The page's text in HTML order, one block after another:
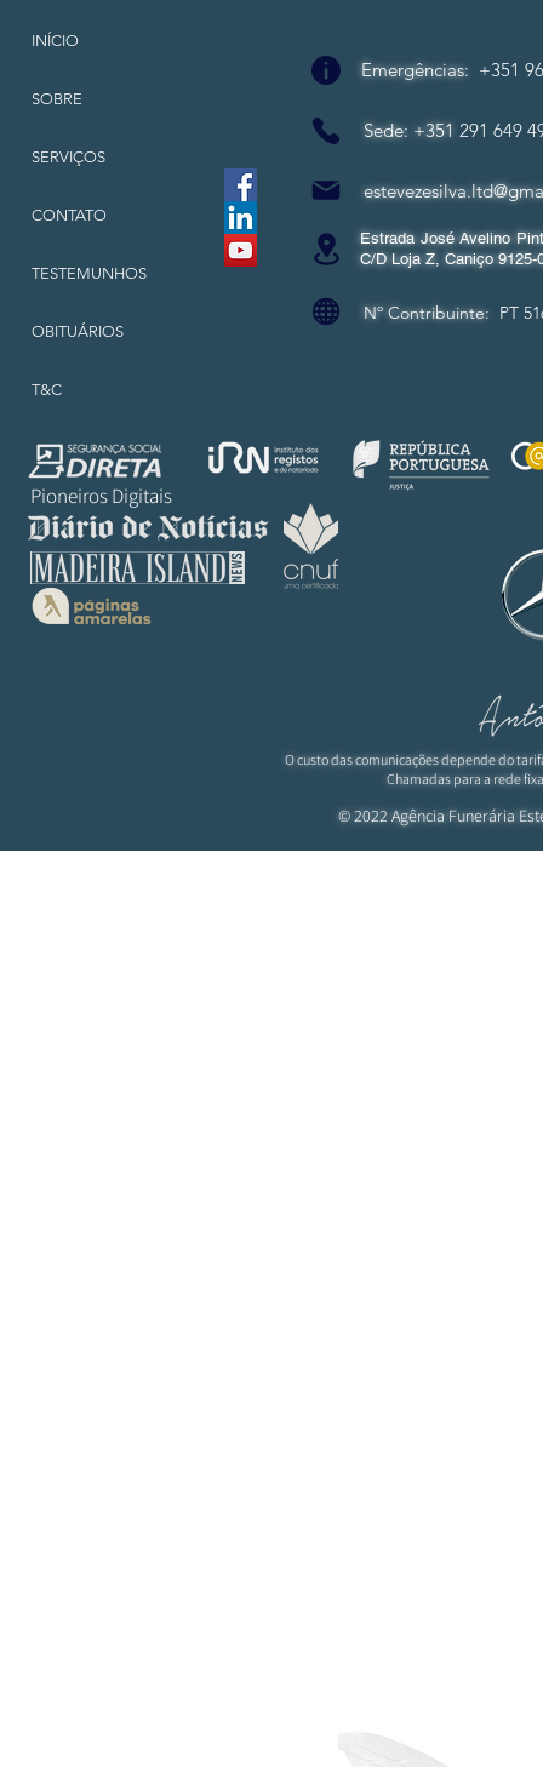
INÍCIO
SOBRE
SERVIÇOS
CONTATO
TESTEMUNHOS
OBITUÁRIOS
T&C
Emergências: +351
Sede: +351 291 649
Estrada José Avelino
C/D Loja Z, Caniço 9125-
Nº Contribuinte: PT
Pioneiros Digitais
O custo das comunicações depende do
Chamadas para a rede
© 2022 Agência Funerária